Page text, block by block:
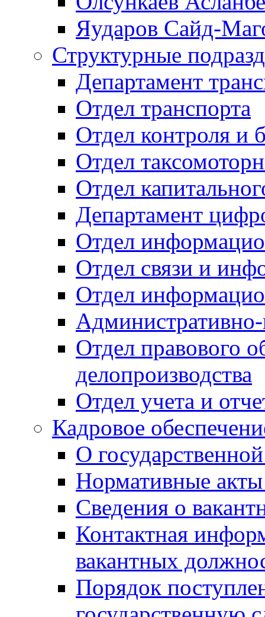
Яударов Сайд-
Структурные
Департамент
Отдел транспорта
Отдел контроля и
Отдел
Отдел
Департамент
Отдел
Отдел связи и
Отдел
Отдел правового
делопроизводства
Отдел учета и
Кадровое
О
Нормативные акты
Сведения о
Контактная
вакантных
Порядок